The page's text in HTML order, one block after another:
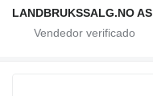
LANDBRUKSSALG.NO AS